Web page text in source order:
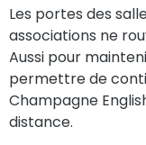
Les portes des
associations ne
Aussi pour
permettre de
Champagne
distance.